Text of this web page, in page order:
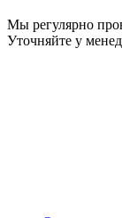
Мы регулярно
Уточняйте у